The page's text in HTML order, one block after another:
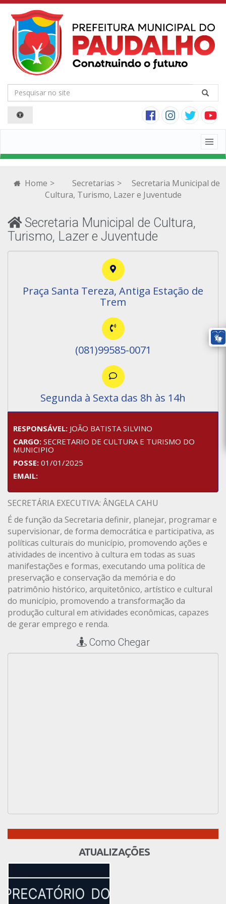
Home > Secretarias >
Secretaria Municipal de
Cultura, Turismo, Lazer e Juventude
Secretaria Municipal de Cultura,
Turismo, Lazer e Juventude
Praça Santa Tereza, Antiga Estação de
Trem
(081)99585-0071
Segunda à Sexta das 8h às 14h
RESPONSÁVEL: JOÃO BATISTA SILVINO
CARGO: SECRETARIO DE CULTURA E TURISMO DO
MUNICIPIO
POSSE: 01/01/2025
EMAIL:
SECRETÁRIA EXECUTIVA: ÂNGELA CAHU
É de função da Secretaria definir, planejar, programar e
supervisionar, de forma democrática e participativa, as
políticas culturais do município, promovendo ações e
atividades de incentivo à cultura em todas as suas
manifestações e formas, executando uma política de
preservação e conservação da memória e do
patrimônio histórico, arquitetônico, artístico e cultural
do município, promovendo a transformação da
produção cultural em atividades econômicas, capazes
de gerar emprego e renda.
Como Chegar
ATUALIZAÇÕES